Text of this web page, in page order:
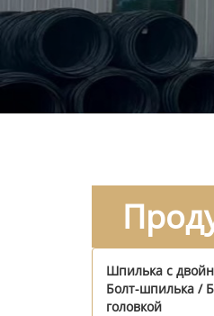
Шпилька с
Болт-шпилька /
головкой